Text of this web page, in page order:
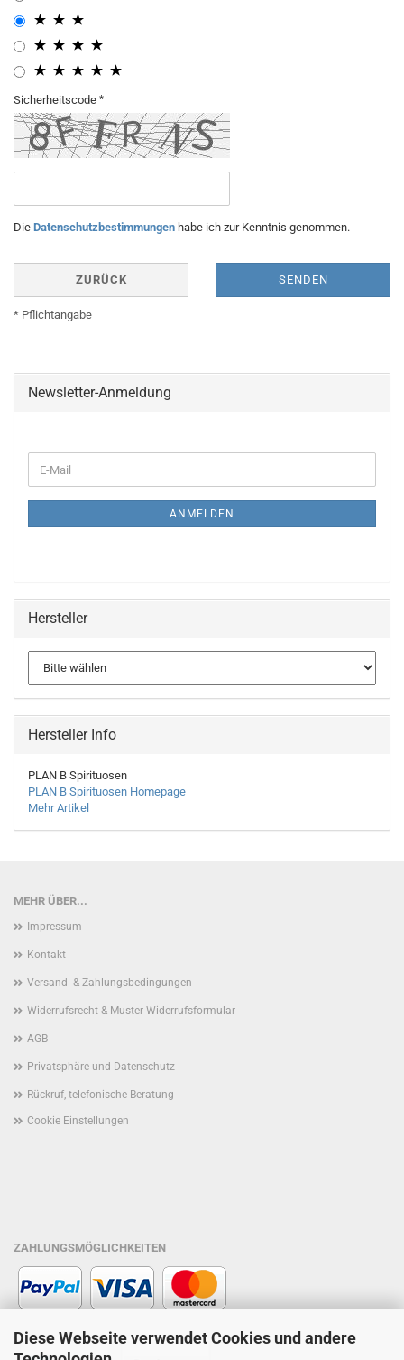
Diese Webseite verwendet Cookies und andere
Sicherheitscode
Die Datenschutzbestimmungen habe ich zur Kenntnis genommen.
ZURÜCK SENDEN
* Pflichtangabe
Newsletter-Anmeldung
ZUR
E-
Mail
ANMELDEN
Hersteller
Hersteller Info
PLAN B Spirituosen
PLAN B Spirituosen Homepage
Mehr Artikel
MEHR ÜBER...
Impressum
Kontakt
Versand- & Zahlungsbedingungen
Widerrufsrecht & Muster-Widerrufsformular
AGB
Privatsphäre und Datenschutz
Rückruf, telefonische Beratung
Cookie Einstellungen
ZAHLUNGSMÖGLICHKEITEN